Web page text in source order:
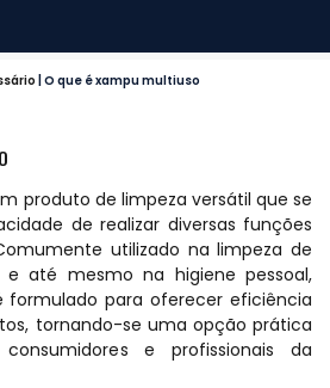
O que é xampu multiuso
produto de limpeza versátil que se
de realizar diversas funções
utilizado na limpeza de
e até mesmo na higiene pessoal,
formulado para oferecer eficiência
tornando-se uma opção prática
e profissionais da